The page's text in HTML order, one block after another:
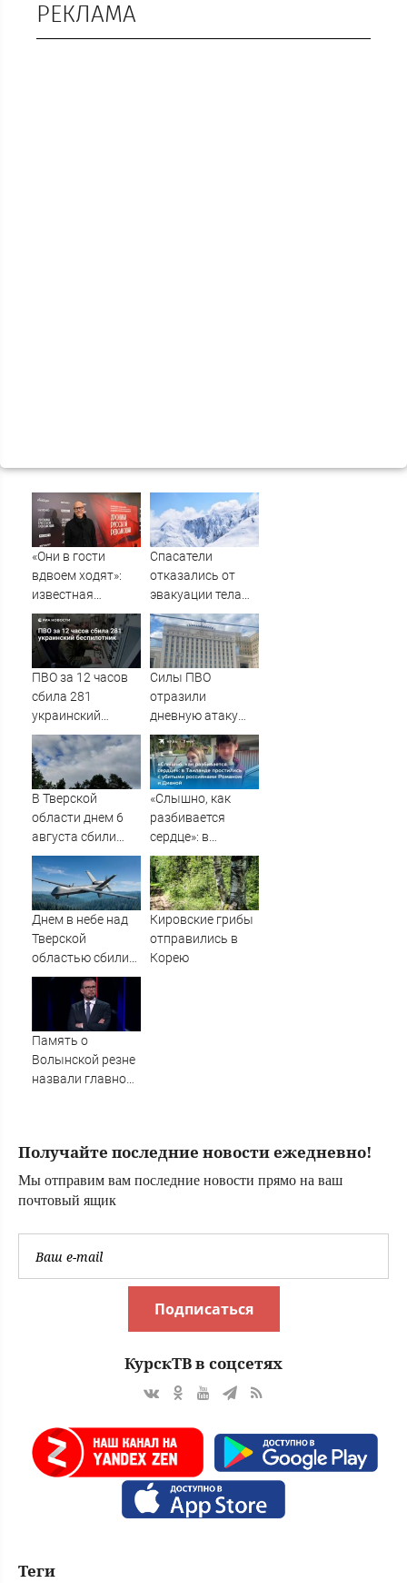
РЕКЛАМА
«Они в гости
вдвоем ходят»:
известная
журналистка
подтвердила
роман
Бондарчука и
Исаковой
Спасатели
отказались от
эвакуации тела
Натальи
Наговицыной с
семитысячника
ПВО за 12 часов
сбила 281
украинский
беспилотник
Силы ПВО
отразили
дневную атаку
БПЛА на
Рязанскую
область
В Тверской
области днем 6
августа сбили
украинские БПЛА
«Слышно, как
разбивается
сердце»: в
Таиланде
простились с
убитыми
россиянами
Дианой
Днем в небе над
Тверской
областью сбили
БПЛА
Кировские грибы
отправились в
Корею
Память о
Волынской резне
назвали главной
Новости на
Получайте последние новости ежедневно!
Мы отправим вам последние новости прямо на ваш
почтовый ящик
Подписаться
КурскТВ в соцсетях
Теги